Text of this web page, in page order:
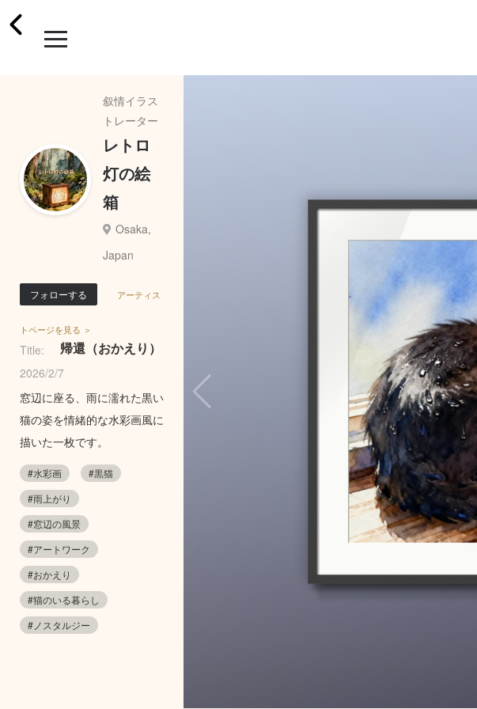
叙情イラス
トレーター
レトロ
灯の絵
箱
Osaka,
Japan
フォローする アーティス
トページを見る ＞
Title: 帰還（おかえり）
2026/2/7
窓辺に座る、雨に濡れた黒い
猫の姿を情緒的な水彩画風に
描いた一枚です。
#水彩画
#黒猫
#雨上がり
#窓辺の風景
#アートワーク
#おかえり
#猫のいる暮らし
#ノスタルジー